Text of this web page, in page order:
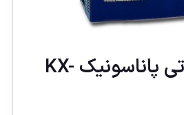
صندوق صوتی پاناسونیک KX-